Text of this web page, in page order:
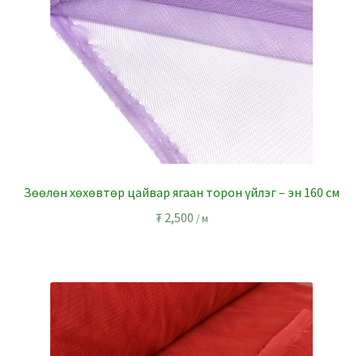
Зөөлөн хөхөвтөр цайвар ягаан торон үйлэг – эн 160 см
₮2,500 / м